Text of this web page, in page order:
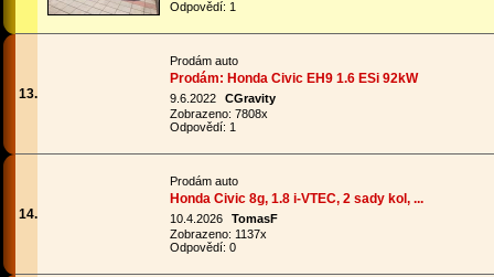
Odpovědí: 1
13.
Prodám auto
Prodám: Honda Civic EH9 1.6 ESi 92kW
9.6.2022
CGravity
Zobrazeno: 7808x
Odpovědí: 1
14.
Prodám auto
Honda Civic 8g, 1.8 i-VTEC, 2 sady kol, ...
10.4.2026
TomasF
Zobrazeno: 1137x
Odpovědí: 0